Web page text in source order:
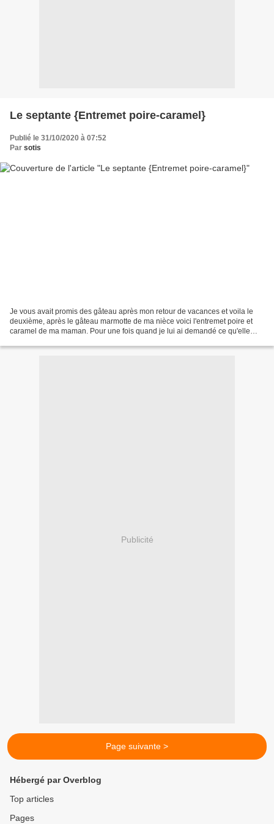
Le septante {Entremet poire-caramel}
Publié le 31/10/2020 à 07:52
Par sotis
Je vous avait promis des gâteau après mon retour de vacances et voila le
deuxième, après le gâteau marmotte de ma nièce voici l'entremet poire et
caramel de ma maman. Pour une fois quand je lui ai demandé ce qu'elle
Publicité
Page suivante >
Hébergé par Overblog
Top articles
Pages